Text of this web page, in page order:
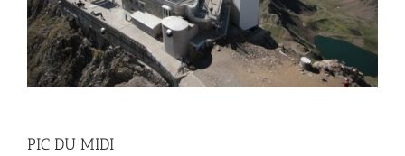
PIC DU MIDI